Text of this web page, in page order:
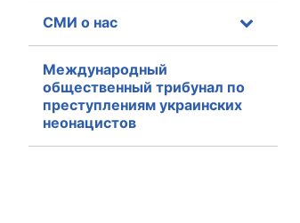
СМИ о нас
Международный
общественный трибунал по
преступлениям украинских
неонацистов